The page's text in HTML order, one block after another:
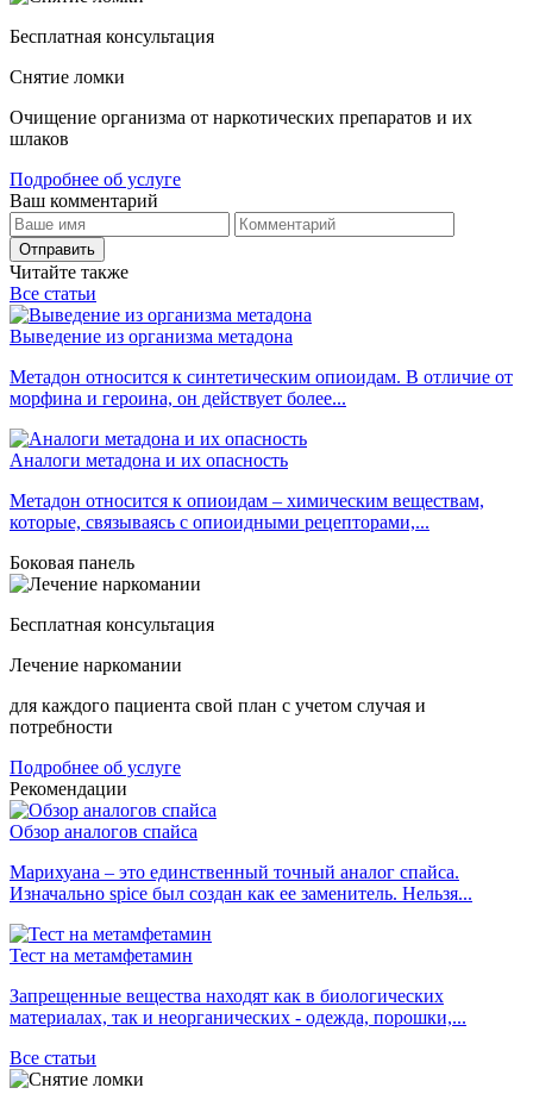
Бесплатная консультация
Снятие ломки
Очищение организма от наркотических препаратов и их
шлаков
Подробнее об услуге
Ваш комментарий
Отправить
Читайте также
Все статьи
Выведение из организма метадона
Метадон относится к синтетическим опиоидам. В отличие от
морфина и героина, он действует более...
Аналоги метадона и их опасность
Метадон относится к опиоидам – химическим веществам,
которые, связываясь с опиоидными рецепторами,...
Боковая панель
Бесплатная консультация
Лечение наркомании
для каждого пациента свой план с учетом случая и
потребности
Подробнее об услуге
Рекомендации
Обзор аналогов спайса
Марихуана – это единственный точный аналог спайса.
Изначально spice был создан как ее заменитель. Нельзя...
Тест на метамфетамин
Запрещенные вещества находят как в биологических
материалах, так и неорганических - одежда, порошки,...
Все статьи